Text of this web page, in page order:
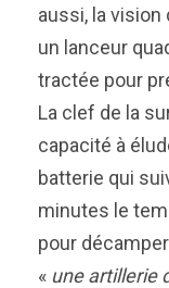
aussi, la vision
un lanceur
tractée pour
La clef de la
capacité à
batterie qui
minutes le
pour
« une artillerie